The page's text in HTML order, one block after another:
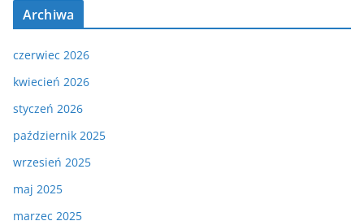
Archiwa
czerwiec 2026
kwiecień 2026
styczeń 2026
październik 2025
wrzesień 2025
maj 2025
marzec 2025